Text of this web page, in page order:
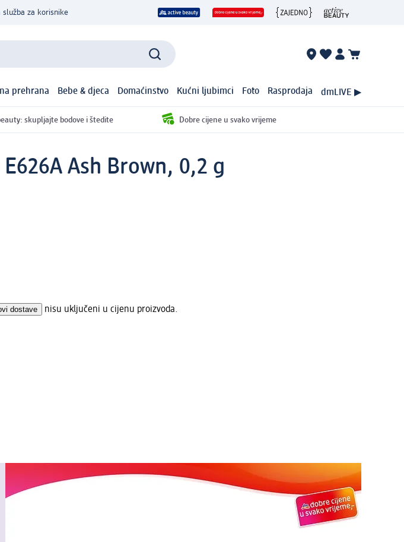
služba za korisnike
prehrana Bebe & djeca Domaćinstvo Kućni ljubimci Foto Rasprodaja dmLIVE ▶
skupljajte bodove i štedite Dobre cijene u svako vrijeme
Ash Brown, 0,2 g
dostave nisu uključeni u cijenu proizvoda.